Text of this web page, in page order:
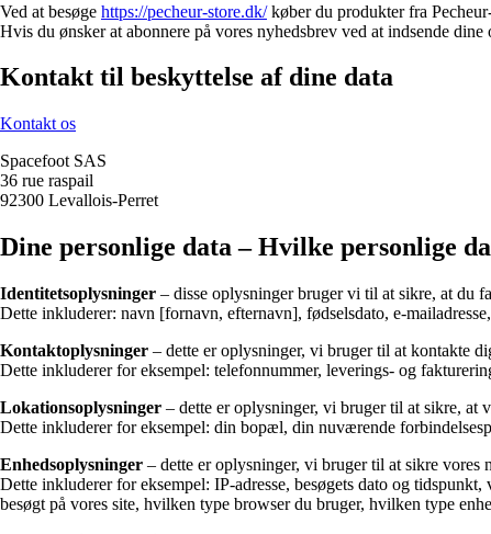
Ved at besøge https://pecheur-store.dk/køber du produkter fra
Hvis du ønsker at abonnere på vores nyhedsbrev ved at indsende
Kontakt til beskyttelse af dine data
Kontakt os
Spacefoot SAS
36 rue raspail
92300 Levallois-Perret
Dine personlige data – Hvilke personlige
Identitetsoplysninger – disse oplysninger bruger vi til at sikre, at du
Dette inkluderer: navn [fornavn, efternavn], fødselsdato, e-
Kontaktoplysninger – dette er oplysninger, vi bruger til at kontakte
Dette inkluderer for eksempel: telefonnummer, leverings- og
Lokationsoplysninger – dette er oplysninger, vi bruger til at sikre, at
Dette inkluderer for eksempel: din bopæl, din nuværende
Enhedsoplysninger – dette er oplysninger, vi bruger til at sikre vores
Dette inkluderer for eksempel: IP-adresse, besøgets dato og
besøgt på vores site, hvilken type browser du bruger, hvilken type